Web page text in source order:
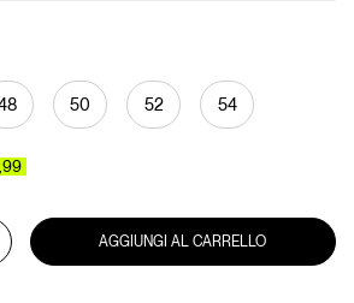
50 52 54
AGGIUNGI AL CARRELLO